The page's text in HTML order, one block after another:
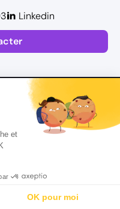
et
OK pour moi
Linkedin
d’Utilisation
en
2026